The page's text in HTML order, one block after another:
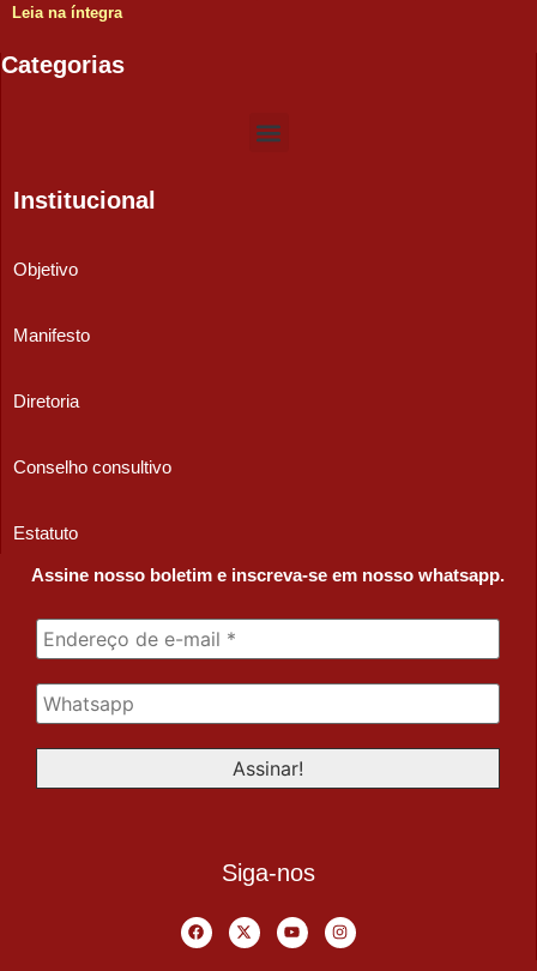
Leia na íntegra
Categorias
Institucional
Objetivo
Manifesto
Diretoria
Conselho consultivo
Estatuto
Assine nosso boletim e inscreva-se em nosso whatsapp.
Siga-nos